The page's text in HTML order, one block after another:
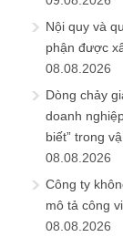
Nội quy và
phận được
08.08.2026
Dòng chảy
doanh
biết” trong
08.08.2026
Công ty
mô tả công
08.08.2026